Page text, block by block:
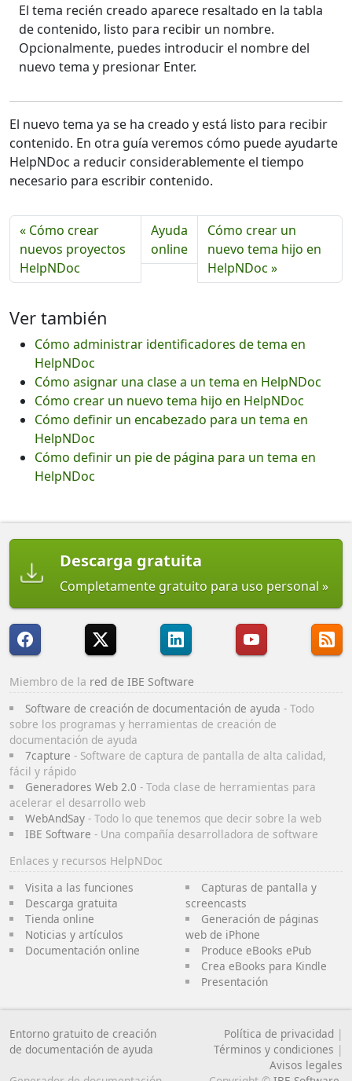
El tema recién creado aparece resaltado en la tabla
de contenido, listo para recibir un nombre.
Opcionalmente, puedes introducir el nombre del
nuevo tema y presionar Enter.
El nuevo tema ya se ha creado y está listo para recibir
contenido. En otra guía veremos cómo puede ayudarte
HelpNDoc a reducir considerablemente el tiempo
necesario para escribir contenido.
« Cómo crear
nuevos proyectos
HelpNDoc
Ayuda
online
Cómo crear un
nuevo tema hijo en
HelpNDoc »
Ver también
Cómo administrar identificadores de tema en
HelpNDoc
Cómo asignar una clase a un tema en HelpNDoc
Cómo crear un nuevo tema hijo en HelpNDoc
Cómo definir un encabezado para un tema en
HelpNDoc
Cómo definir un pie de página para un tema en
HelpNDoc
Descarga gratuita
Completamente gratuito para uso personal
Miembro de la red de IBE Software
Software de creación de documentación de ayuda - Todo
sobre los programas y herramientas de creación de
documentación de ayuda
7capture - Software de captura de pantalla de alta calidad,
fácil y rápido
Generadores Web 2.0 - Toda clase de herramientas para
acelerar el desarrollo web
WebAndSay- Todo lo que tenemos que decir sobre la web
IBE Software - Una compañía desarrolladora de software
Enlaces y recursos HelpNDoc
Visita a las funciones
Descarga gratuita
Tienda online
Noticias y artículos
Documentación online
Capturas de pantalla y
screencasts
Generación de páginas
web de iPhone
Produce eBooks ePub
Crea eBooks para Kindle
Presentación
Entorno gratuito de creación
de documentación de ayuda
Política de privacidad |
Términos y condiciones |
Avisos legales